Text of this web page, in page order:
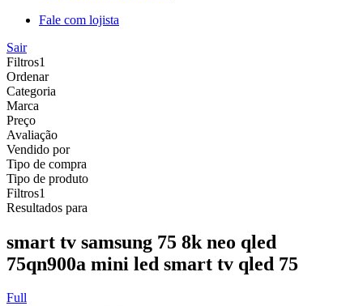
Fale com lojista
Sair
Filtros1
Ordenar
Categoria
Marca
Preço
Avaliação
Vendido por
Tipo de compra
Tipo de produto
Filtros1
Resultados para
smart tv samsung 75 8k neo qled
75qn900a mini led smart tv qled 75
Full